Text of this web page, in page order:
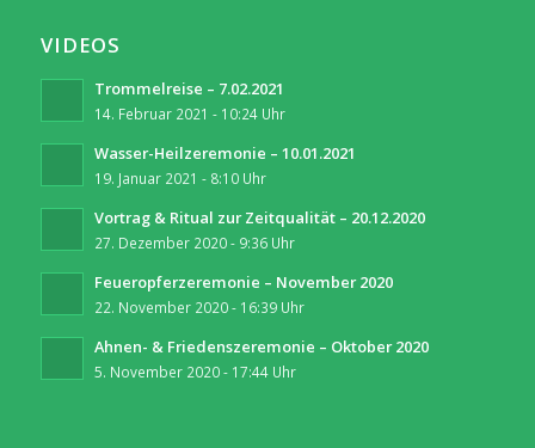
VIDEOS
Trommelreise – 7.02.2021
14. Februar 2021 - 10:24 Uhr
Wasser-Heilzeremonie – 10.01.2021
19. Januar 2021 - 8:10 Uhr
Vortrag & Ritual zur Zeitqualität – 20.12.2020
27. Dezember 2020 - 9:36 Uhr
Feueropferzeremonie – November 2020
22. November 2020 - 16:39 Uhr
Ahnen- & Friedenszeremonie – Oktober 2020
5. November 2020 - 17:44 Uhr